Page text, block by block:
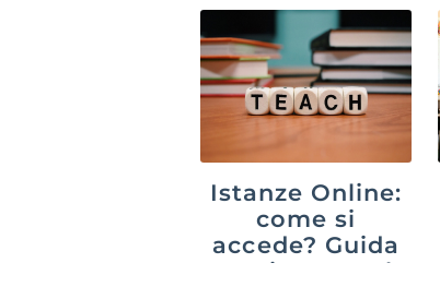
Istanze Online:
come si
accede? Guida
aggiornata al